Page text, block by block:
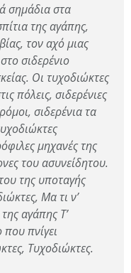
σημάδια στα
της αγάπης,
τον αχό μιας
σιδερένιο
Οι τυχοδιώκτες
πόλεις, σιδερένιες
σιδερένια τα
μηχανές της
του ασυνείδητου.
της υποταγής
Μα τι ν’
αγάπης Τ’
πνίγει
Τυχοδιώκτες.